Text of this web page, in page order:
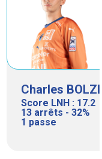
Charles
Score LNH : 17.2
13 arrêts - 32%
1 passe